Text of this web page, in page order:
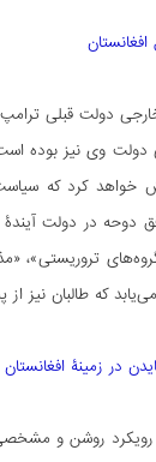
دولت قبلی ترامپ
وی نیز بوده
خواهد کرد که
دوحه در دولت
تروریستی»،
که طالبان نیز از
در زمینۀ افغانستان
رویکرد روشن و